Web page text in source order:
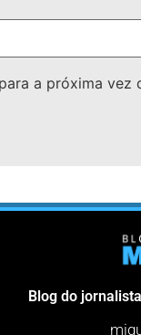
a próxima vez
Blog do